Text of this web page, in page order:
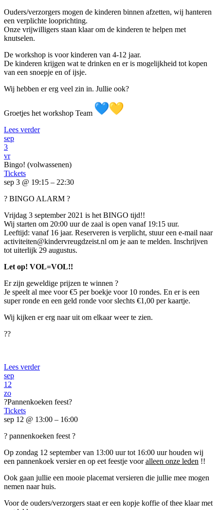
Ouders/verzorgers mogen de kinderen binnen afzetten, wij hanteren
een verplichte looprichting.
Onze vrijwilligers staan klaar om de kinderen te helpen met
knutselen.
De workshop is voor kinderen van 4-12 jaar.
De kinderen krijgen wat te drinken en er is mogelijkheid tot kopen
van een snoepje en of ijsje.
Wij hebben er erg veel zin in. Jullie ook?
Groetjes het workshop Team
Lees verder
sep
3
vr
Bingo! (volwassenen)
Tickets
sep 3 @ 19:15 – 22:30
? BINGO ALARM ?
Vrijdag 3 september 2021 is het BINGO tijd!!
Wij starten om 20:00 uur de zaal is open vanaf 19:15 uur.
Leeftijd: vanaf 16 jaar. Reserveren is verplicht, stuur een e-mail naar
activiteiten@kindervreugdzeist.nl om je aan te melden. Inschrijven
tot uiterlijk 29 augustus.
Let op! VOL=VOL!!
Er zijn geweldige prijzen te winnen ?
Je speelt al mee voor €5 per boekje voor 10 rondes. En er is een
super ronde en een geld ronde voor slechts €1,00 per kaartje.
Wij kijken er erg naar uit om elkaar weer te zien.
??
Lees verder
sep
12
zo
?Pannenkoeken feest?
Tickets
sep 12 @ 13:00 – 16:00
? pannenkoeken feest ?
Op zondag 12 september van 13:00 uur tot 16:00 uur houden wij
een pannenkoek versier en op eet feestje vooralleen onze leden !!
Ook gaan jullie een mooie placemat versieren die jullie mee mogen
nemen naar huis.
Voor de ouders/verzorgers staat er een kopje koffie of thee klaar met